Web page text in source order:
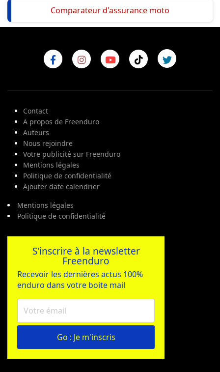
Comparateur d'assurance moto
Contact
A propos de Freenduro
Auteurs
Nous rejoindre
Votre publicité sur Freenduro
Mentions légales
Politique de confidentialité
Ajouter date calendrier
Mentions légales
Politique de confidentialité
S'inscrire à la newsletter
Freenduro
Recevoir les dernières actus 100%
enduro dans votre boite mail
Go : Je m'inscris